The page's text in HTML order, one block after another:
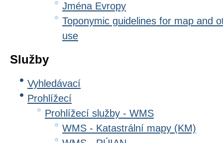
Jména Evropy
Toponymic guidelines for map and
use
Služby
Vyhledávací
Prohlížecí
Prohlížecí služby - WMS
WMS - Katastrální mapy (KM)